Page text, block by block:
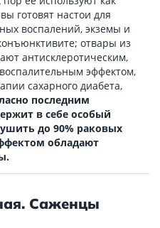
готовят настои для
воспалений, экземы и
отвары из
антисклеротическим,
эффектом,
сахарного диабета,
последним
в себе особый
до 90% раковых
обладают
Саженцы